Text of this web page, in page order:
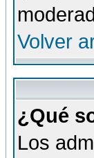
Volver
¿Qué
Los